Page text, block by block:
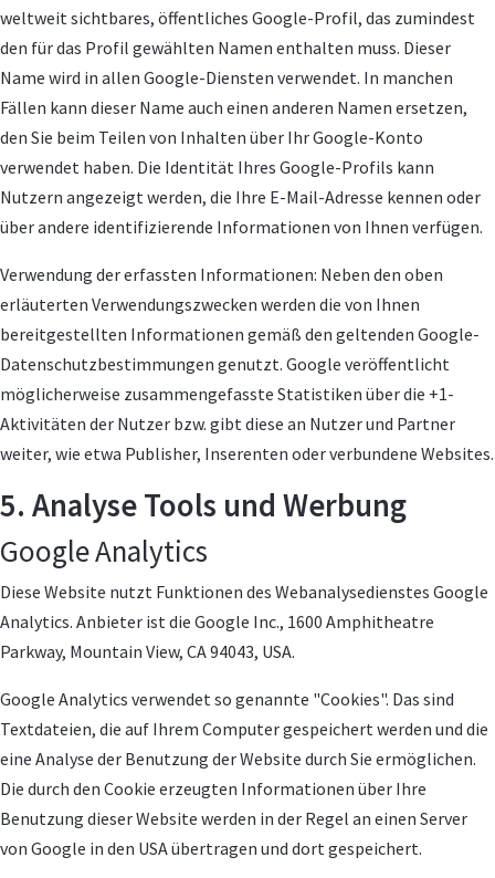
weltweit sichtbares, öffentliches Google-Profil, das zumindest
den für das Profil gewählten Namen enthalten muss. Dieser
Name wird in allen Google-Diensten verwendet. In manchen
Fällen kann dieser Name auch einen anderen Namen ersetzen,
den Sie beim Teilen von Inhalten über Ihr Google-Konto
verwendet haben. Die Identität Ihres Google-Profils kann
Nutzern angezeigt werden, die Ihre E-Mail-Adresse kennen oder
über andere identifizierende Informationen von Ihnen verfügen.
Verwendung der erfassten Informationen: Neben den oben
erläuterten Verwendungszwecken werden die von Ihnen
bereitgestellten Informationen gemäß den geltenden Google-
Datenschutzbestimmungen genutzt. Google veröffentlicht
möglicherweise zusammengefasste Statistiken über die +1-
Aktivitäten der Nutzer bzw. gibt diese an Nutzer und Partner
weiter, wie etwa Publisher, Inserenten oder verbundene Websites.
5. Analyse Tools und Werbung
Google Analytics
Diese Website nutzt Funktionen des Webanalysedienstes Google
Analytics. Anbieter ist die Google Inc., 1600 Amphitheatre
Parkway, Mountain View, CA 94043, USA.
Google Analytics verwendet so genannte "Cookies". Das sind
Textdateien, die auf Ihrem Computer gespeichert werden und die
eine Analyse der Benutzung der Website durch Sie ermöglichen.
Die durch den Cookie erzeugten Informationen über Ihre
Benutzung dieser Website werden in der Regel an einen Server
von Google in den USA übertragen und dort gespeichert.